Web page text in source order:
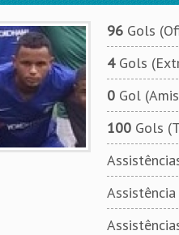
96Gols
4Gols
0Gol
100Gols